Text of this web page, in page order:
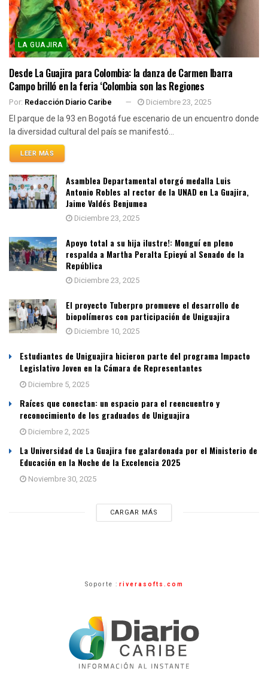
LA GUAJIRA
Desde La Guajira para Colombia: la danza de Carmen Ibarra
Campo brilló en la feria ‘Colombia son las Regiones
Por: Redacción Diario Caribe Diciembre 23, 2025
El parque de la 93 en Bogotá fue escenario de un encuentro donde
la diversidad cultural del país se manifestó...
LEER MÁS
Asamblea Departamental otorgó medalla Luis
Antonio Robles al rector de la UNAD en La Guajira,
Jaime Valdés Benjumea
Diciembre 23, 2025
Apoyo total a su hija ilustre!: Monguí en pleno
respalda a Martha Peralta Epieyú al Senado de la
República
Diciembre 23, 2025
El proyecto Tuberpro promueve el desarrollo de
biopolímeros con participación de Uniguajira
Diciembre 10, 2025
Estudiantes de Uniguajira hicieron parte del programa Impacto
Legislativo Joven en la Cámara de Representantes
Diciembre 5, 2025
Raíces que conectan: un espacio para el reencuentro y
reconocimiento de los graduados de Uniguajira
Diciembre 2, 2025
La Universidad de La Guajira fue galardonada por el Ministerio de
Educación en la Noche de la Excelencia 2025
Noviembre 30, 2025
CARGAR MÁS
Soporte : riverasofts.com